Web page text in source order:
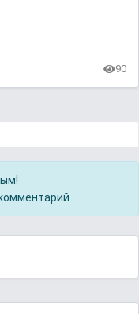
90